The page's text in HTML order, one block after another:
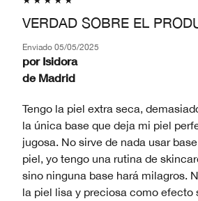
VERDAD SOBRE EL
Enviado 05/05/2025
por Isidora
de Madrid
Tengo la piel extra seca,
la única base que deja mi piel
jugosa. No sirve de nada usar
piel, yo tengo una rutina de
sino ninguna base hará milagros.
la piel lisa y preciosa como efecto